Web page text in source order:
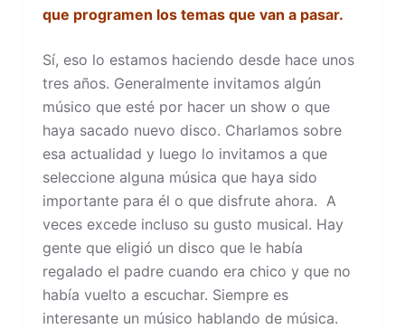
que programen los temas que van a pasar.
Sí, eso lo estamos haciendo desde hace unos
tres años. Generalmente invitamos algún
músico que esté por hacer un show o que
haya sacado nuevo disco. Charlamos sobre
esa actualidad y luego lo invitamos a que
seleccione alguna música que haya sido
importante para él o que disfrute ahora. A
veces excede incluso su gusto musical. Hay
gente que eligió un disco que le había
regalado el padre cuando era chico y que no
había vuelto a escuchar. Siempre es
interesante un músico hablando de música.